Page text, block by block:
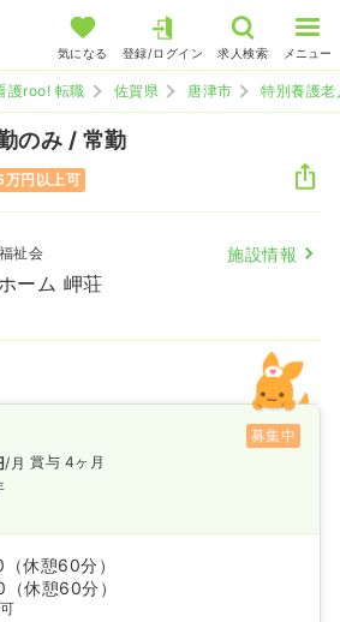
気になる 登録/ログイン 求人検索 メニュー
護roo! 転職 佐賀県 唐津市 特別養護
のみ / 常勤
万円以上可
祉会 施設情報
ーム 岬荘
募集中
/月 賞与 4ヶ月
（休憩60分）
（休憩60分）